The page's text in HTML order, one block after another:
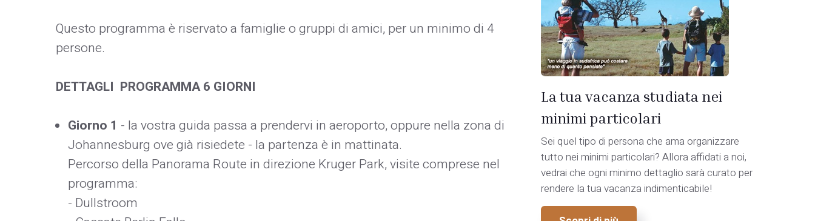
Questo programma è riservato a famiglie o gruppi di amici, per un minimo di 4
persone.
DETTAGLI PROGRAMMA 6 GIORNI
Giorno 1 - la vostra guida passa a prendervi in aeroporto, oppure nella zona di
Johannesburg ove già risiedete - la partenza è in mattinata.
Percorso della Panorama Route in direzione Kruger Park, visite comprese nel
programma:
- Dullstroom
La tua vacanza studiata nei
minimi particolari
Sei quel tipo di persona che ama organizzare
tutto nei minimi particolari? Allora affidati a noi,
vedrai che ogni minimo dettaglio sarà curato per
rendere la tua vacanza indimenticabile!